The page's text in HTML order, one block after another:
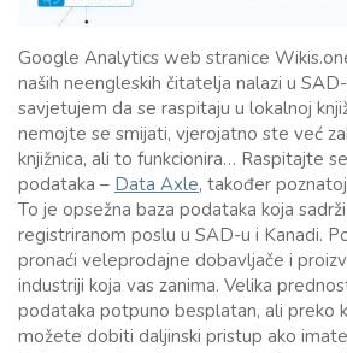
Google Analytics web stranice
naših neengleskih čitatelja nalazi u
savjetujem da se raspitaju u lokalnoj
nemojte se smijati, vjerojatno ste već
knjižnica, ali to funkcionira… Raspitajte
podataka – Data Axle, također
To je opsežna baza podataka koja
registriranom poslu u SAD-u i Kanadi.
pronaći veleprodajne dobavljače i
industriji koja vas zanima. Velika
podataka potpuno besplatan, ali preko
možete dobiti daljinski pristup ako imate